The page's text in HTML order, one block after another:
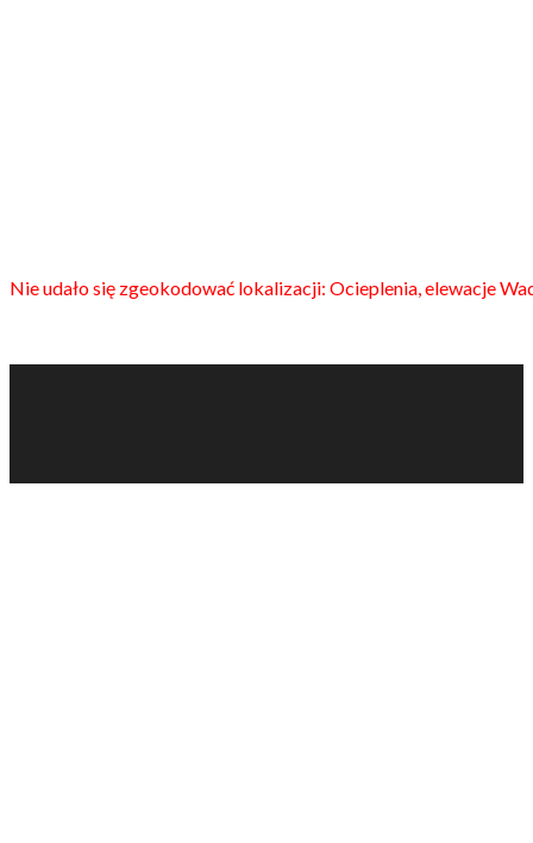
Nie udało się zgeokodować lokalizacji: Ocieplenia, elewacje